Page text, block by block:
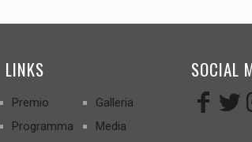
LINKS
Premio
Programma
Galleria
Media
SOCIAL